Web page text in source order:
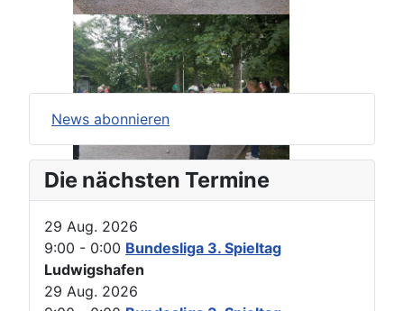
News abonnieren
Die nächsten Termine
29 Aug. 2026
9:00 - 0:00 Bundesliga 3. Spieltag
Ludwigshafen
29 Aug. 2026